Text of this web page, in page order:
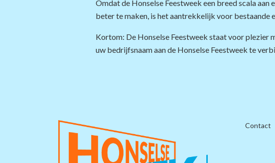
Omdat de Honselse Feestweek een breed scala
beter te maken, is het aantrekkelijk voor bestaande
Kortom: De Honselse Feestweek staat voor plezier
uw bedrijfsnaam aan de Honselse Feestweek te
Contact